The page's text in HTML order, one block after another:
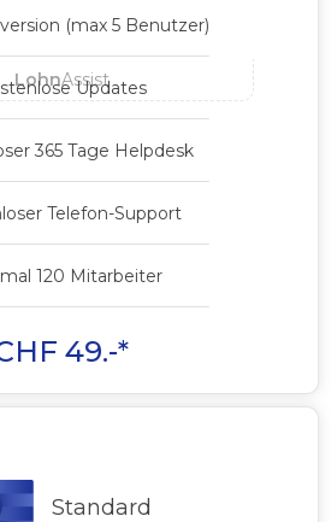
LohnAssist
(max 5 Benutzer)
Updates
365 Tage Helpdesk
Telefon-Support
120 Mitarbeiter
49.-*
Standard